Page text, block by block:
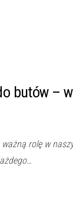
butów –
rolę w